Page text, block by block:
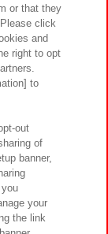
ポリシー
方針と検証結果
・お問い合わせ
or that they
click
and
right to opt
to
out
of
banner,
your
the link